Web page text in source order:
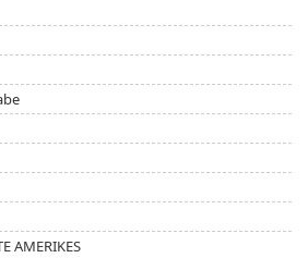
AMERIKES